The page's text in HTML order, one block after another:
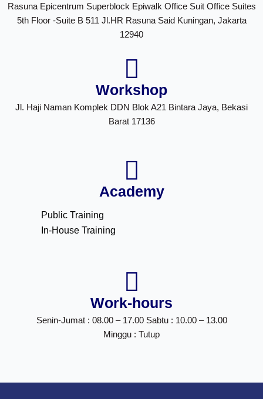
Rasuna Epicentrum Superblock Epiwalk Office Suit Office Suites
5th Floor -Suite B 511 Jl.HR Rasuna Said Kuningan, Jakarta
12940
Workshop
Jl. Haji Naman Komplek DDN Blok A21 Bintara Jaya, Bekasi
Barat 17136
Academy
Public Training
In-House Training
Work-hours
Senin-Jumat : 08.00 – 17.00 Sabtu : 10.00 – 13.00
Minggu : Tutup